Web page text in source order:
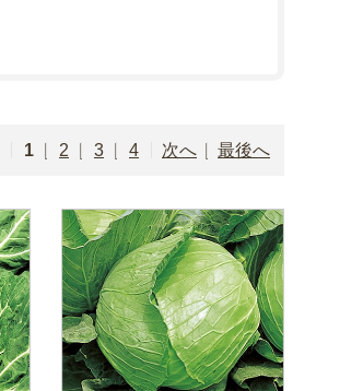
1 2 3 4 次へ 最後へ